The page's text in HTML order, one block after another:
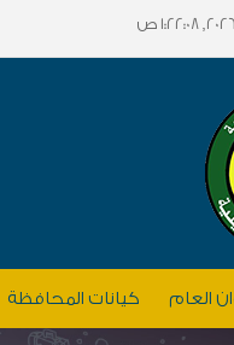
العام كيانات المحافظة